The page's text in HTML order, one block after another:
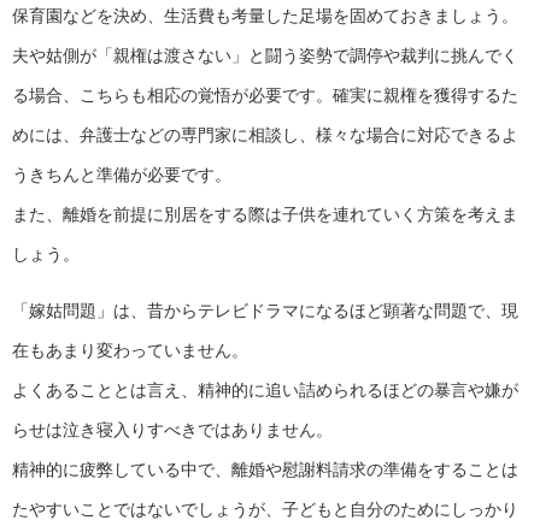
保育園などを決め、生活費も考量した足場を固めておきましょう。
夫や姑側が「親権は渡さない」と闘う姿勢で調停や裁判に挑んでく
る場合、こちらも相応の覚悟が必要です。確実に親権を獲得するた
めには、弁護士などの専門家に相談し、様々な場合に対応できるよ
うきちんと準備が必要です。
また、離婚を前提に別居をする際は子供を連れていく方策を考えま
しょう。
「嫁姑問題」は、昔からテレビドラマになるほど顕著な問題で、現
在もあまり変わっていません。
よくあることとは言え、精神的に追い詰められるほどの暴言や嫌が
らせは泣き寝入りすべきではありません。
精神的に疲弊している中で、離婚や慰謝料請求の準備をすることは
たやすいことではないでしょうが、子どもと自分のためにしっかり